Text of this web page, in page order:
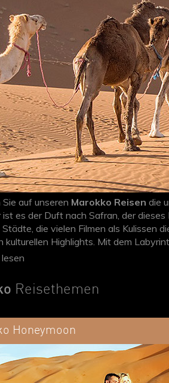
auf unseren Marokko Reisen die
ist es der Duft nach Safran, der
die vielen Filmen als Kulissen
kulturellen Highlights. Mit dem
einfach stehen geblieben.
Reisethemen
Honeymoon